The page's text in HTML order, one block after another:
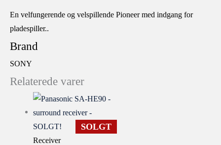
En velfungerende og velspillende Pioneer med indgang for
pladespiller..
Brand
SONY
Relaterede varer
SOLGT
Receiver